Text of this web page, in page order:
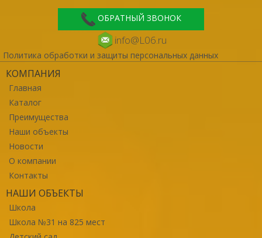
ОБРАТНЫЙ ЗВОНОК
info@L06.ru
Политика обработки и защиты персональных данных
КОМПАНИЯ
Главная
Каталог
Преимущества
Наши объекты
Новости
О компании
Контакты
НАШИ ОБЪЕКТЫ
Школа
Школа №31 на 825 мест